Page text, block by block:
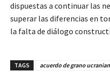
dispuestas a continuar las
superar las diferencias en
la falta de diálogo
TAGS acuerdo de grano